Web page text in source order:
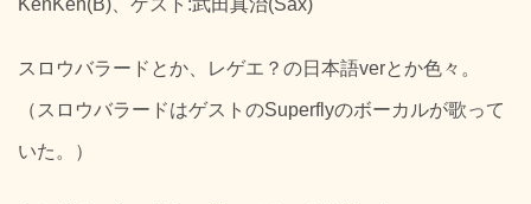
スロウバラードとか、レゲエ？の日本語verとか色々。
（スロウバラードはゲストのSuperflyのボーカルが歌って
いた。）